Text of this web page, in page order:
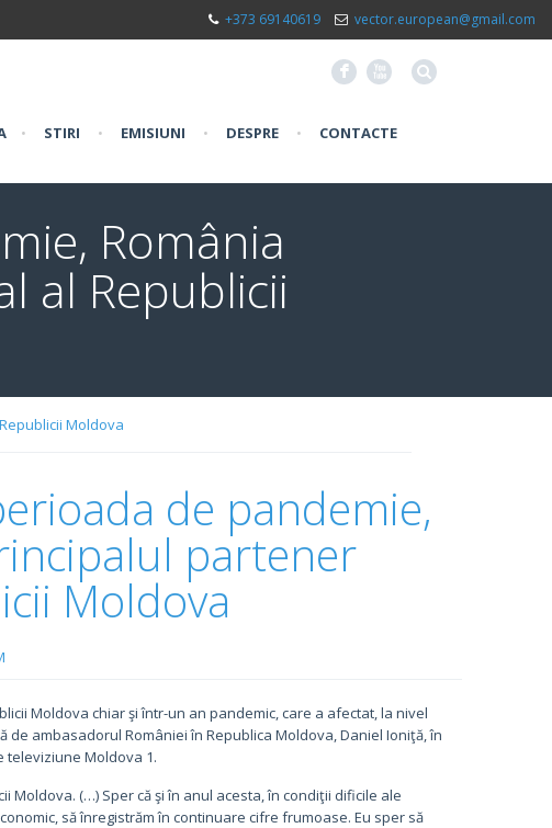
+373 69140619 vector.european@gmail.com
F X
• STIRI • EMISIUNI • DESPRE • CONTACTE
România
al Republicii
Moldova
de pandemie,
partener
Moldova
Moldova chiar şi într-un an pandemic, care a afectat, la nivel
ambasadorul României în Republica Moldova, Daniel Ioniţă, în
televiziune Moldova 1.
Moldova. (…) Sper că şi în anul acesta, în condiţii dificile ale
să înregistrăm în continuare cifre frumoase. Eu sper să